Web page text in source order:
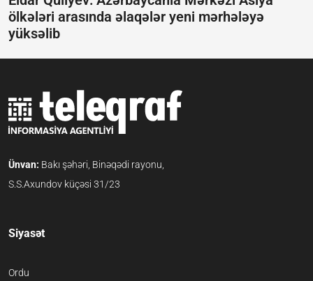
ölkələri arasında əlaqələr yeni mərhələyə
yüksəlib
Ünvan: Bakı şəhəri, Binəqədi rayonu,
S.S.Axundov küçəsi 31/23
Siyasət
Ordu